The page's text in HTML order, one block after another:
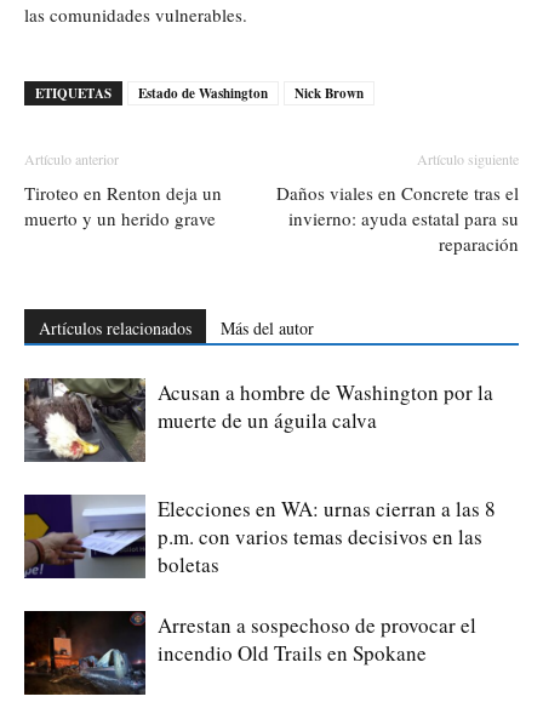
las comunidades vulnerables.
ETIQUETAS Estado de Washington Nick Brown
Artículo anterior
Tiroteo en Renton deja un
muerto y un herido grave
Artículo siguiente
Daños viales en Concrete tras el
invierno: ayuda estatal para su
reparación
Artículos relacionados Más del autor
Acusan a hombre de Washington por la
muerte de un águila calva
Elecciones en WA: urnas cierran a las 8
p.m. con varios temas decisivos en las
boletas
Arrestan a sospechoso de provocar el
incendio Old Trails en Spokane